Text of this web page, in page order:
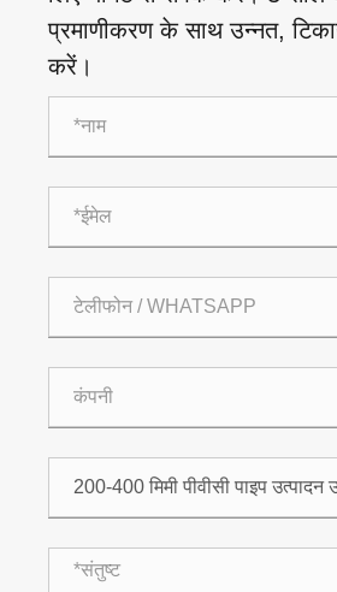
प्रमाणीकरण के साथ उन्नत,
करें।